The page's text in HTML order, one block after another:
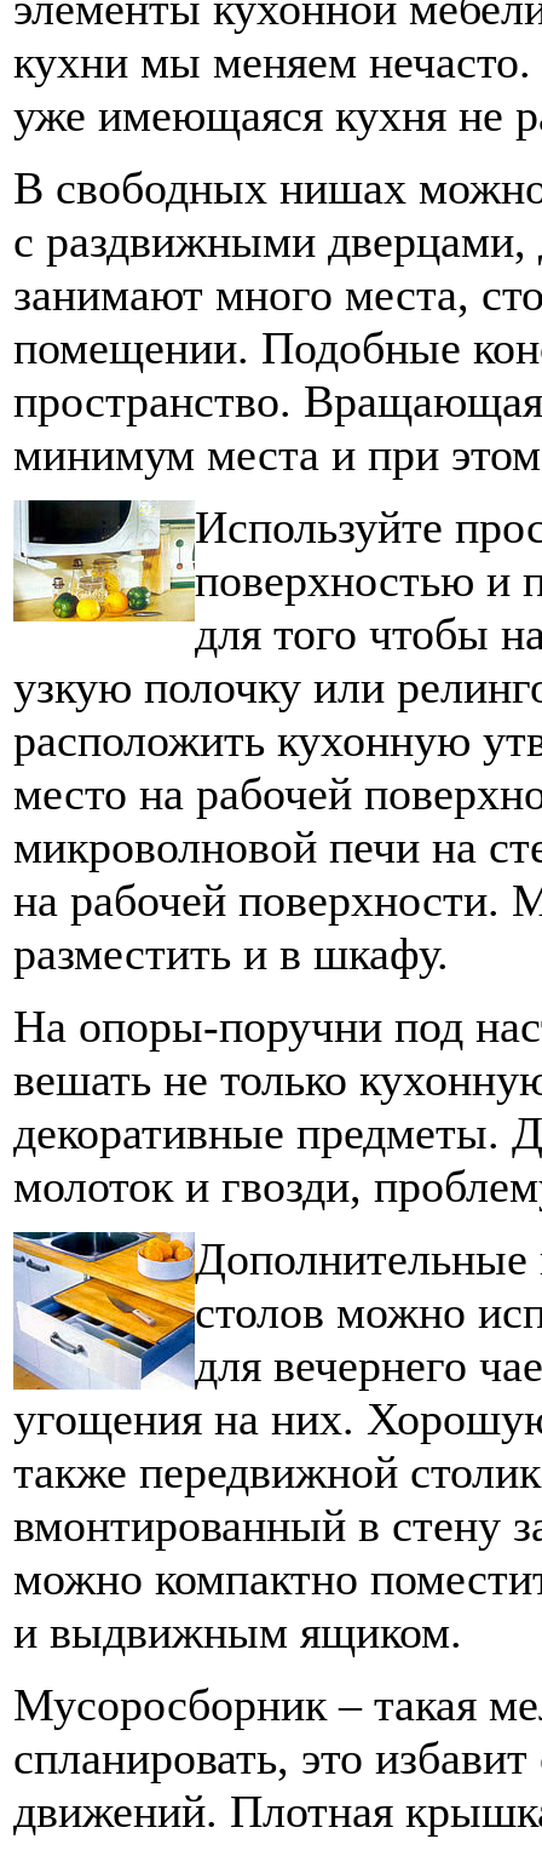
кухни мы меняем
уже имеющаяся кухня не
В свободных нишах
с раздвижными
занимают много места,
помещении. Подобные
пространство.
минимум места и при
Используйте
поверхностью и
для того чтобы
узкую полочку или
расположить кухонную
место на рабочей
микроволновой печи на
на рабочей
разместить и в шкафу.
На опоры-поручни под
вешать не только
декоративные предметы.
молоток и гвозди,
столов можно
для вечернего
угощения на них.
также передвижной
вмонтированный в стену
можно компактно
и выдвижным ящиком.
Мусоросборник – такая
спланировать, это
движений. Плотная